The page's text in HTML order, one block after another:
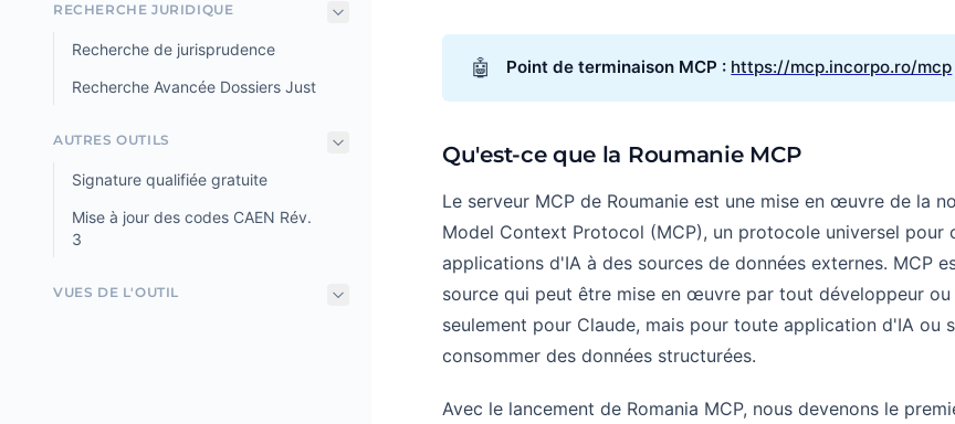
RECHERCHE JURIDIQUE
Recherche de jurisprudence
Recherche Avancée Dossiers Just
AUTRES OUTILS
Signature qualifiée gratuite
Mise à jour des codes CAEN Rév.
3
VUES DE L'OUTIL
🤖 Point de terminaison MCP : https://mcp.incorpo.ro/mcp
Qu'est-ce que la Roumanie MCP
Le serveur MCP de Roumanie est une mise en œuvre de la
Model Context Protocol (MCP), un protocole universel pour
applications d'IA à des sources de données externes. MCP
source qui peut être mise en œuvre par tout développeur
seulement pour Claude, mais pour toute application d'IA ou
consommer des données structurées.
Avec le lancement de Romania MCP, nous devenons le